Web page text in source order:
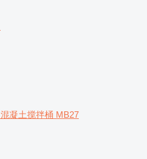
混凝土搅拌桶 MB27